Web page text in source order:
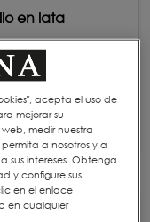
en lata
picados
paté....
acepta el uso de
mejorar su
medir nuestra
a nosotros y a
sus intereses. Obtenga
y configure sus
en el enlace
en cualquier